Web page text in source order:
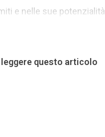
e nelle sue potenzialità.
leggere questo articolo